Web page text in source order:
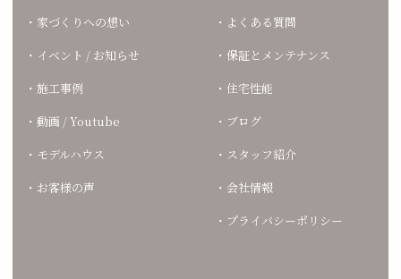
家づくりへの想い
イベント / お知らせ
施工事例
動画 / Youtube
モデルハウス
お客様の声
よくある質問
保証とメンテナンス
住宅性能
ブログ
スタッフ紹介
会社情報
プライバシーポリシー